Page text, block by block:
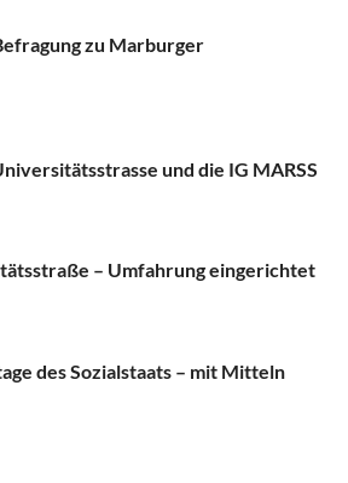
zu Marburger
und die IG MARSS
­– Umfahrung eingerichtet
des Sozialstaats – mit Mitteln